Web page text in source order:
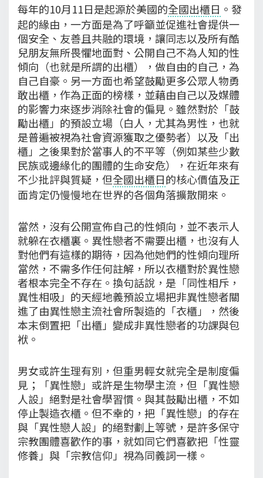
每年的10月11日是起源於美國的全國出櫃日 。發
起的緣由，一方面是為了呼籲並促進社會提供一
個安全、友善且共融的環境，讓同志以及所有酷
兒朋友無所畏懼地面對、公開自己不為人知的性
傾向（也就是所謂的出櫃），做自由的自己，為
自己自豪。另一方面也希望鼓勵更多公眾人物勇
敢出櫃，作為正面的榜樣，並藉由自己以及媒體
的影響力來逐步消除社會的偏見。雖然對於「鼓
勵出櫃」的預設立場（白人，尤其為男性，也就
是普遍被視為社會資源獲取之優勢者）以及「出
櫃」之後果對於當事人的不平等（例如某些少數
民族或邊緣化的團體的生命安危），在近年來有
不少批評與質疑，但全國出櫃日的核心價值及正
面肯定仍慢慢地在世界的各個角落擴散開來。
當然，沒有公開宣佈自己的性傾向，並不表示人
就躲在衣櫃裏。異性戀者不需要出櫃，也沒有人
對他們有這樣的期待，因為他她們的性傾向理所
當然，不需多作任何註解，所以衣櫃對於異性戀
者根本完全不存在。換句話說，是「同性相斥，
異性相吸」的天經地義預設立場把非異性戀者關
進了由異性戀主流社會所製造的「衣櫃」，然後
本末倒置把「出櫃」變成非異性戀者的功課與包
袱。
男女或許生理有別，但重男輕女就完全是制度偏
見；「異性戀」或許是生物學主流，但「異性戀
人設」絕對是社會學習慣。與其鼓勵出櫃，不如
停止製造衣櫃。但不幸的，把「異性戀」的存在
與「異性戀人設」的絕對劃上等號，是許多保守
宗教團體喜歡作的事，就如同它們喜歡把「性靈
修養」與「宗教信仰」視為同義詞一樣。